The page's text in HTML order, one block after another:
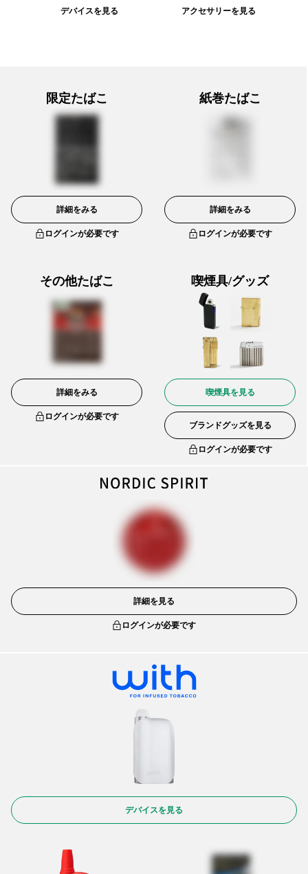
デバイスを見る アクセサリーを見る
限定たばこ
詳細をみる
ログインが必要です
紙巻たばこ
詳細をみる
ログインが必要です
その他たばこ
詳細をみる
ログインが必要です
喫煙具/グッズ
喫煙具を見る
ブランドグッズを見る
ログインが必要です
詳細を見る
ログインが必要です
デバイスを見る